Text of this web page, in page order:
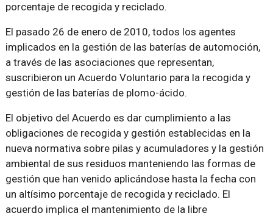
porcentaje de recogida y reciclado.
El pasado 26 de enero de 2010, todos los agentes
implicados en la gestión de las baterías de automoción,
a través de las asociaciones que representan,
suscribieron un Acuerdo Voluntario para la recogida y
gestión de las baterías de plomo-ácido.
El objetivo del Acuerdo es dar cumplimiento a las
obligaciones de recogida y gestión establecidas en la
nueva normativa sobre pilas y acumuladores y la gestión
ambiental de sus residuos manteniendo las formas de
gestión que han venido aplicándose hasta la fecha con
un altísimo porcentaje de recogida y reciclado. El
acuerdo implica el mantenimiento de la libre